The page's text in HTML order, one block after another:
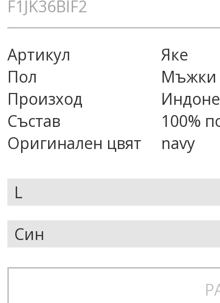
F1JK36BIF2
Артикул
яке
Пол
Мъжки
Произход
Състав
100%
Оригинален цвят
navy